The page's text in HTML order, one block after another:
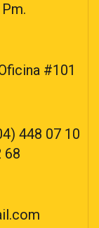
#101
448 07 10
68